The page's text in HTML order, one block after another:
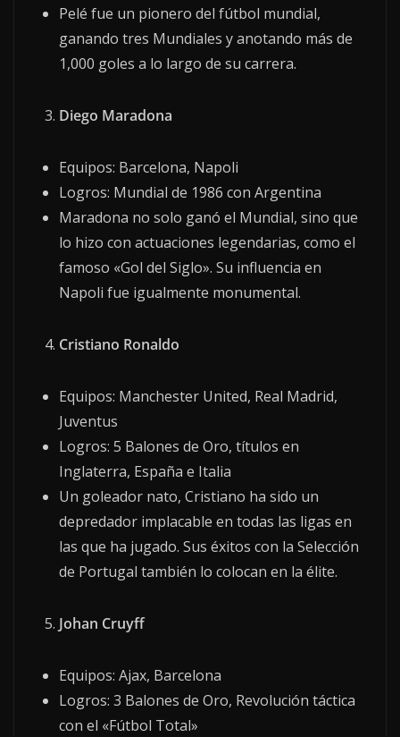
Pelé fue un pionero del fútbol mundial,
ganando tres Mundiales y anotando más de
1,000 goles a lo largo de su carrera.
Diego Maradona
Equipos: Barcelona, Napoli
Logros: Mundial de 1986 con Argentina
Maradona no solo ganó el Mundial, sino que
lo hizo con actuaciones legendarias, como el
famoso «Gol del Siglo». Su influencia en
Napoli fue igualmente monumental.
Cristiano Ronaldo
Equipos: Manchester United, Real Madrid,
Juventus
Logros: 5 Balones de Oro, títulos en
Inglaterra, España e Italia
Un goleador nato, Cristiano ha sido un
depredador implacable en todas las ligas en
las que ha jugado. Sus éxitos con la Selección
de Portugal también lo colocan en la élite.
Johan Cruyff
Equipos: Ajax, Barcelona
Logros: 3 Balones de Oro, Revolución táctica
con el «Fútbol Total»